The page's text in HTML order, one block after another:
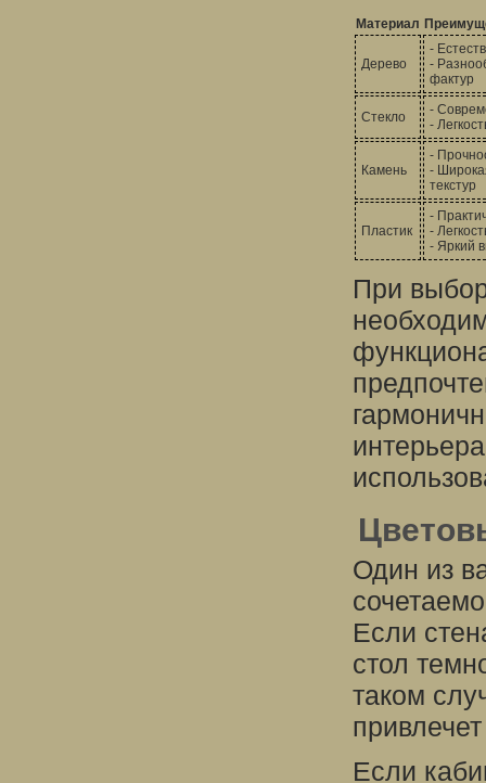
Материал
Дерево
-
-
фактур
Стекло
-
-
Камень
-
-
текстур
Пластик
-
-
- Яркий
При
Один из
Если
стол
таком
Если